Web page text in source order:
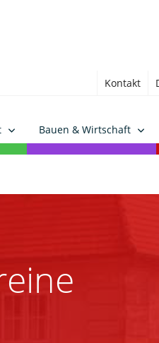
Kontakt
Bauen & Wirtschaft